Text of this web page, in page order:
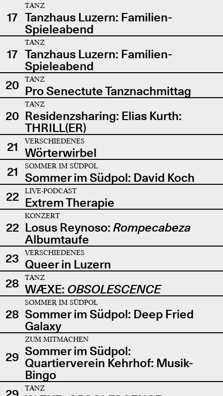
17
TANZ
Tanzhaus Luzern: Familien-
Spieleabend
17
TANZ
Tanzhaus Luzern: Familien-
Spieleabend
20
TANZ
Pro Senectute Tanznachmittag
20
TANZ
Residenzsharing: Elias Kurth:
THRILL(ER)
21
VERSCHIEDENES
Wörterwirbel
21
SOMMER IM SÜDPOL
Sommer im Südpol: David Koch
22
LIVE-PODCAST
Extrem Therapie
22
KONZERT
Losus Reynoso: Rompecabeza
Albumtaufe
23
VERSCHIEDENES
Queer in Luzern
28
TANZ
WÆXE: OBSOLESCENCE
28
SOMMER IM SÜDPOL
Sommer im Südpol: Deep Fried
Galaxy
29
ZUM MITMACHEN
Sommer im Südpol:
Quartierverein Kehrhof: Musik-
Bingo
TANZ